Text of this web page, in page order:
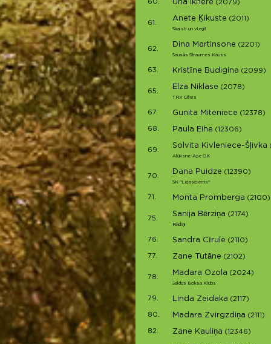
60. Una Iknere (2079)
61.
Anete Ķikuste (2011)
Skaisti un viegli
62.
Dina Martinsone (2201)
Sausās Straumes Kauss
63. Kristīne Budigina (2099)
65.
Elza Niklase (2078)
TRX Cēsis
67. Gunita Miteniece (12378)
68. Paula Eihe (12306)
69.
Solvita Kivleniece-Šļivka
Alūksne-Ape OK
70.
Dana Puidze (12390)
SK "Lejasciems"
71. Monta Promberga (2100)
75.
Sanija Bērziņa (2174)
Radiņi
76. Sandra Cīrule (2110)
77. Zane Tutāne (2102)
78.
Madara Ozola (2024)
Saldus Boksa Klubs
79. Linda Zeidaka (2117)
80. Madara Zvirgzdiņa (2111)
82. Zane Kauliņa (12346)